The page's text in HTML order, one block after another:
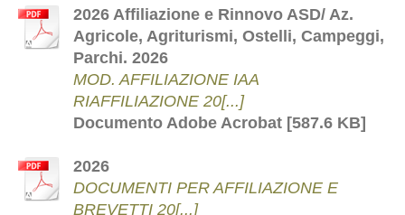
2026 Affiliazione e Rinnovo ASD/ Az.
Agricole, Agriturismi, Ostelli, Campeggi,
Parchi. 2026
MOD. AFFILIAZIONE IAA
RIAFFILIAZIONE 20[...]
Documento Adobe Acrobat [587.6 KB]
2026
DOCUMENTI PER AFFILIAZIONE E
BREVETTI 20[...]